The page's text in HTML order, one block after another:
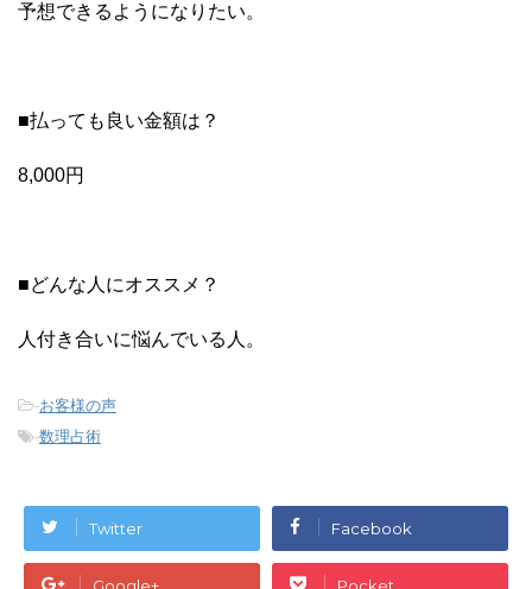
予想できるようになりたい。
■払っても良い金額は？
8,000円
■どんな人にオススメ？
人付き合いに悩んでいる人。
-お客様の声
-数理占術
Twitter Facebook
Google+ Pocket